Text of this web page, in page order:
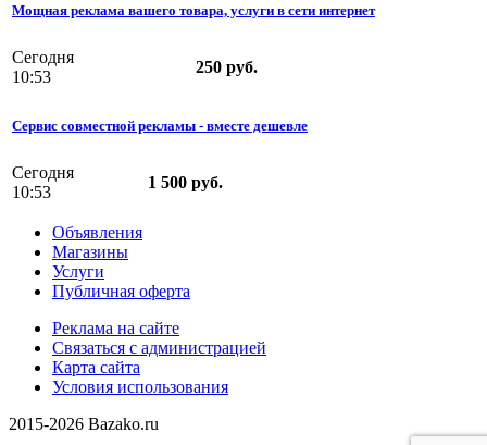
Мощная реклама вашего товара, услуги в сети интернет
Сегодня
10:53
250 руб.
Сервис совместной рекламы - вместе дешевле
Сегодня
10:53
1 500 руб.
Объявления
Магазины
Услуги
Публичная оферта
Реклама на сайте
Связаться с администрацией
Карта сайта
Условия использования
2015-2026 Bazako.ru